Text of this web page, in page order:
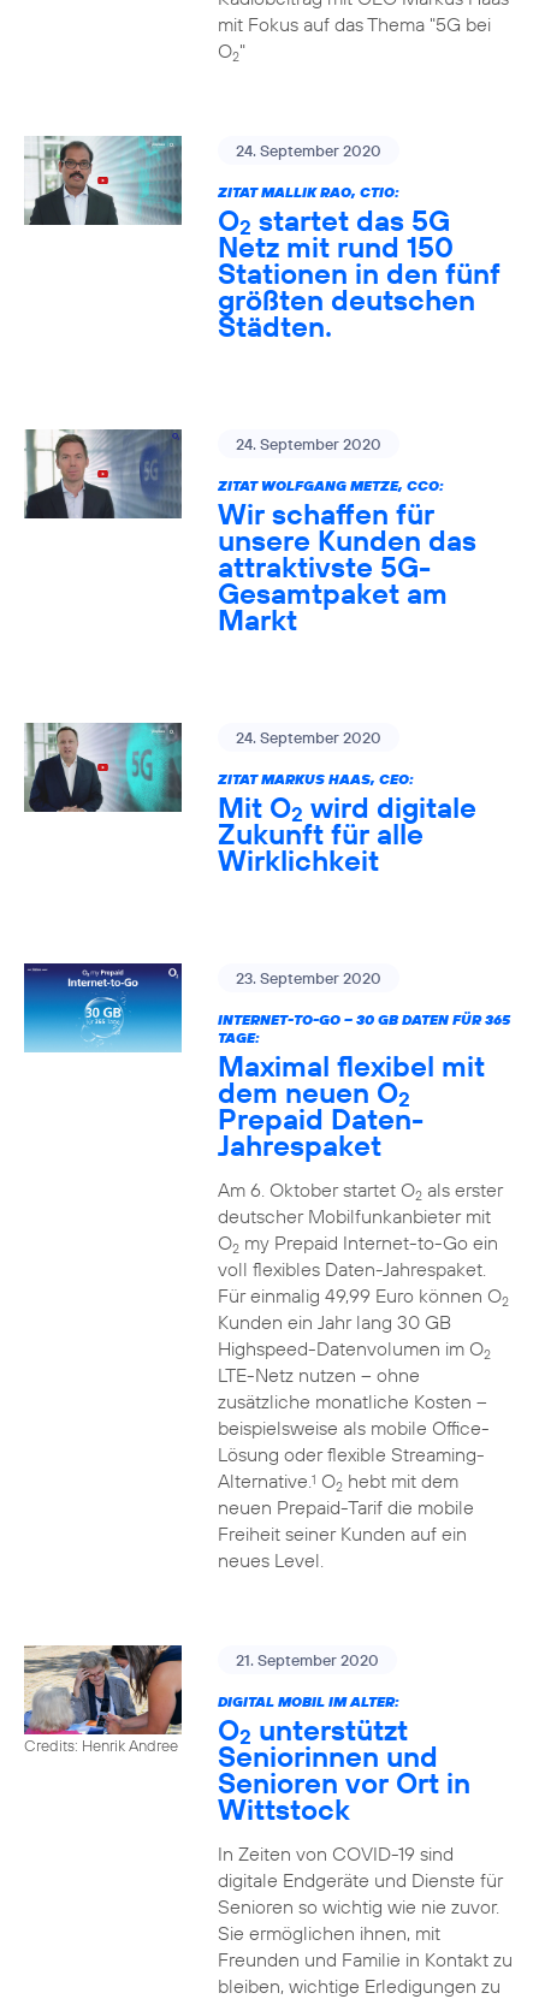
mit Fokus auf das Thema "5G bei
O2"
24. September 2020
ZITAT MALLIK RAO, CTIO:
O2 startet das 5G
Netz mit rund 150
Stationen in den fünf
größten deutschen
Städten.
24. September 2020
ZITAT WOLFGANG METZE, CCO:
Wir schaffen für
unsere Kunden das
attraktivste 5G-
Gesamtpaket am
Markt
24. September 2020
ZITAT MARKUS HAAS, CEO:
Mit O2 wird digitale
Zukunft für alle
Wirklichkeit
23. September 2020
INTERNET-TO-GO – 30 GB DATEN FÜR 365
TAGE:
Maximal flexibel mit
dem neuen O2
Prepaid Daten-
Jahrespaket
Am 6. Oktober startet O2als erster
deutscher Mobilfunkanbieter mit
O2my Prepaid Internet-to-Go ein
voll flexibles Daten-Jahrespaket.
Für einmalig 49,99 Euro können O2
Kunden ein Jahr lang 30 GB
Highspeed-Datenvolumen im O2
LTE-Netz nutzen – ohne
zusätzliche monatliche Kosten –
beispielsweise als mobile Office-
Lösung oder flexible Streaming-
Alternative.1 O2hebt mit dem
neuen Prepaid-Tarif die mobile
Freiheit seiner Kunden auf ein
neues Level.
Credits: Henrik Andree
21. September 2020
DIGITAL MOBIL IM ALTER:
O2 unterstützt
Seniorinnen und
Senioren vor Ort in
Wittstock
In Zeiten von COVID-19 sind
digitale Endgeräte und Dienste für
Senioren so wichtig wie nie zuvor.
Sie ermöglichen ihnen, mit
Freunden und Familie in Kontakt zu
bleiben, wichtige Erledigungen zu